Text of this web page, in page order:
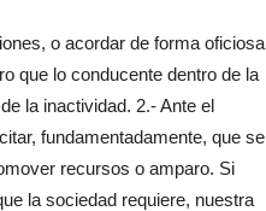
o acordar de forma oficiosa
que lo conducente dentro de la
la inactividad. 2.- Ante el
fundamentadamente, que se
recursos o amparo. Si
la sociedad requiere, nuestra